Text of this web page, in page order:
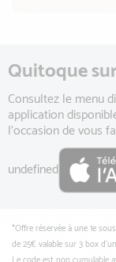
Quitoque
Consultez le menu
application
l'occasion de vous
undefined
*Offre réservée à une 1e
de 25€ valable sur 3 box